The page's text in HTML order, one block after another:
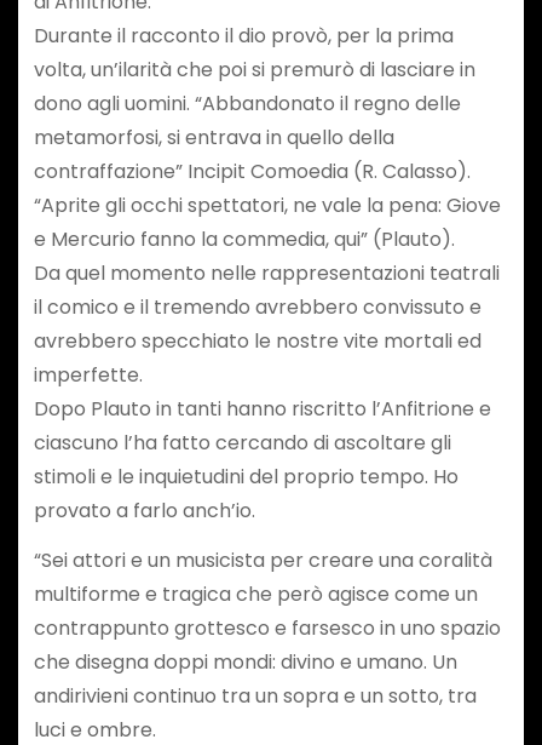
Durante il racconto il dio provò, per la prima
volta, un’ilarità che poi si premurò di lasciare in
dono agli uomini. “Abbandonato il regno delle
metamorfosi, si entrava in quello della
contraffazione” Incipit Comoedia (R. Calasso).
“Aprite gli occhi spettatori, ne vale la pena: Giove
e Mercurio fanno la commedia, qui” (Plauto).
Da quel momento nelle rappresentazioni teatrali
il comico e il tremendo avrebbero convissuto e
avrebbero specchiato le nostre vite mortali ed
imperfette.
Dopo Plauto in tanti hanno riscritto l’Anfitrione e
ciascuno l’ha fatto cercando di ascoltare gli
stimoli e le inquietudini del proprio tempo. Ho
provato a farlo anch’io.
“Sei attori e un musicista per creare una coralità
multiforme e tragica che però agisce come un
contrappunto grottesco e farsesco in uno spazio
che disegna doppi mondi: divino e umano. Un
andirivieni continuo tra un sopra e un sotto, tra
luci e ombre.